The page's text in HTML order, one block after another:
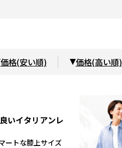
価格(安い順) 価格(高い順)
いイタリアンレ
ートな膝上サイズ